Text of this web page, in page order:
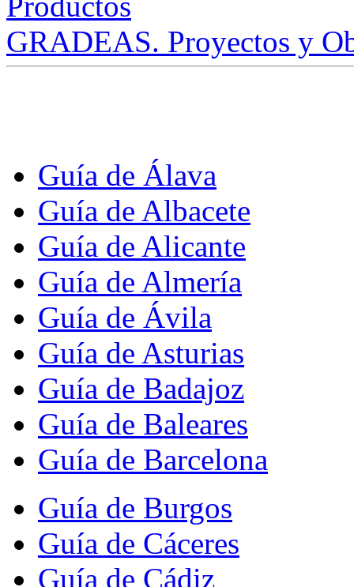
GRADEAS. Proyectos y
Guía de Álava
Guía de Albacete
Guía de Alicante
Guía de Almería
Guía de Ávila
Guía de Asturias
Guía de Badajoz
Guía de Baleares
Guía de Barcelona
Guía de Burgos
Guía de Cáceres
Guía de Cádiz